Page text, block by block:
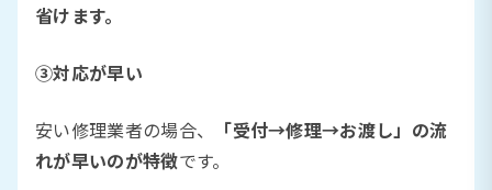
省けます。
③対応が早い
安い修理業者の場合、
「受付→修理→お渡し」の流
れが早いのが特徴です。